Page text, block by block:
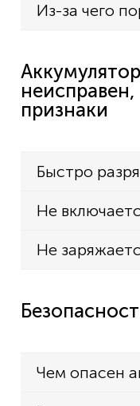
Из-за чего
Аккумулятор
неисправен,
признаки
Быстро
Не
Не
Чем опасен